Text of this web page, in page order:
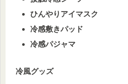
ひんやりアイマスク
冷感敷きパッド
冷感パジャマ
冷風グッズ